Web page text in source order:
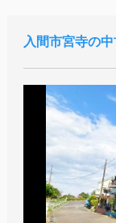
入間市宮寺の